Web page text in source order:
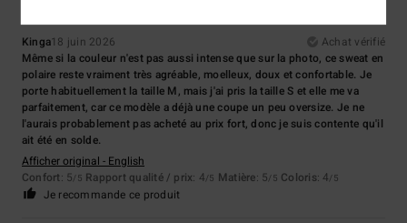
Kinga18 juin 2026
Achat vérifié
Même si la couleur n'est pas aussi intense que sur la photo, ce sweat en
polaire reste vraiment très agréable, moelleux, doux et confortable. Je
porte habituellement la taille M, mais j'ai pris la taille S et elle me va
parfaitement, car ce modèle a déjà une coupe un peu oversize. Je ne
l'aurais probablement pas acheté au prix fort, donc je suis contente qu'il
ait été en solde.
Afficher original - English
Confort: 5/5 Rapport qualité / prix: 4/5 Matière: 5/5 Coloris: 4/5
Je recommande ce produit